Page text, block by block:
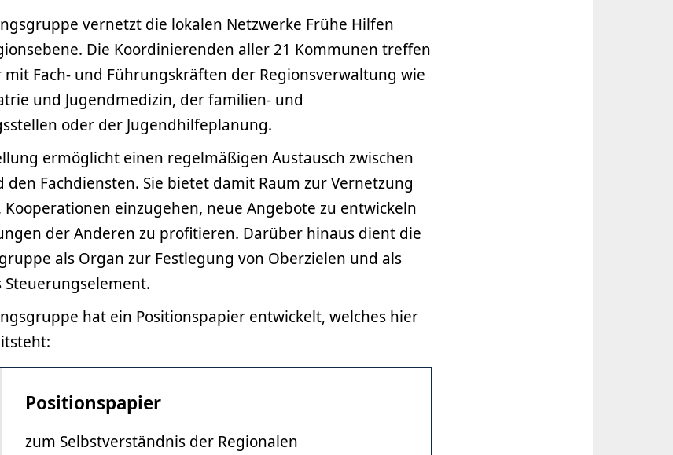
vernetzt die lokalen Netzwerke Frühe Hilfen
Die Koordinierenden aller 21 Kommunen treffen
mit Fach- und Führungskräften der Regionsverwaltung wie
und Jugendmedizin, der familien- und
oder der Jugendhilfeplanung.
ermöglicht einen regelmäßigen Austausch zwischen
Fachdiensten. Sie bietet damit Raum zur Vernetzung
einzugehen, neue Angebote zu entwickeln
der Anderen zu profitieren. Darüber hinaus dient die
als Organ zur Festlegung von Oberzielen und als
hat ein Positionspapier entwickelt, welches hier
Positionspapier
zum Selbstverständnis der Regionalen